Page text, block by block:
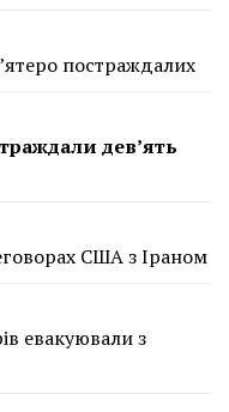
постраждалих
дев’ять
США з Іраном
евакуювали з